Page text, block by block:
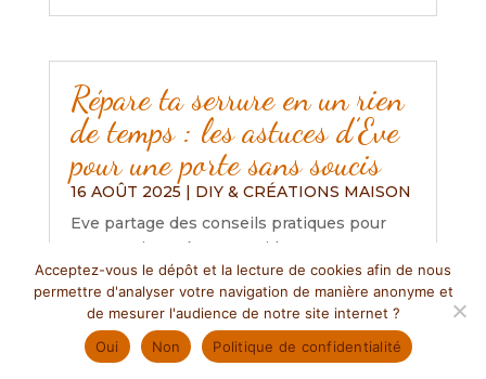
Répare ta serrure en un rien
de temps : les astuces d’Eve
pour une porte sans soucis
16 AOÛT 2025 | DIY & CRÉATIONS MAISON
Eve partage des conseils pratiques pour
entretenir et réparer rapidement une
serrure, soulignant l’importance de la
lubrification, l’ajustement des portes et le
nettoyage régulier. Elle encourage aussi à
consulter des ressources en ligne pour
Acceptez-vous le dépôt et la lecture de cookies afin de nous
permettre d'analyser votre navigation de manière anonyme et
de mesurer l'audience de notre site internet ?
Oui
Non Politique de confidentialité